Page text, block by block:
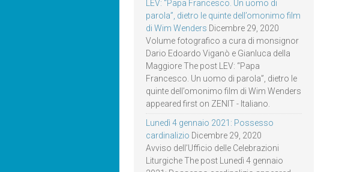
LEV: “Papa Francesco. Un uomo di
parola”, dietro le quinte dell’omonimo film
di Wim Wenders Dicembre 29, 2020
Volume fotografico a cura di monsignor
Dario Edoardo Viganò e Gianluca della
Maggiore The post LEV: “Papa
Francesco. Un uomo di parola”, dietro le
quinte dell’omonimo film di Wim Wenders
appeared first on ZENIT - Italiano.
Lunedì 4 gennaio 2021: Possesso
cardinalizio Dicembre 29, 2020
Avviso dell’Ufficio delle Celebrazioni
Liturgiche The post Lunedì 4 gennaio